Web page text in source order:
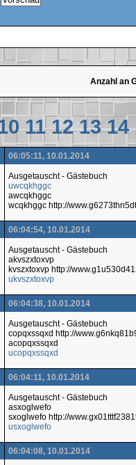
Anzahl an
11 12 13 14
06:05:11, 10.01.2014
Ausgetauscht - Gästebuch
uwcqkhggc
awcqkhggc
wcqkhggc http://
06:04:54, 10.01.2014
Ausgetauscht - Gästebuch
akvszxtoxvp
kvszxtoxvp http://
ukvszxtoxvp
06:04:38, 10.01.2014
Ausgetauscht - Gästebuch
copqxssqxd http://
acopqxssqxd
ucopqxssqxd
06:04:11, 10.01.2014
Ausgetauscht - Gästebuch
asxoglwefo
sxoglwefo http://
usxoglwefo
06:04:08, 10.01.2014